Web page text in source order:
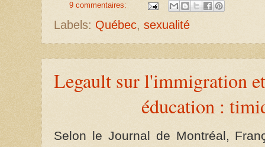
9 commentaires:
Labels: Québec, sexualité
Legault sur l'immigration
éducation :
Selon le Journal de Montréal,